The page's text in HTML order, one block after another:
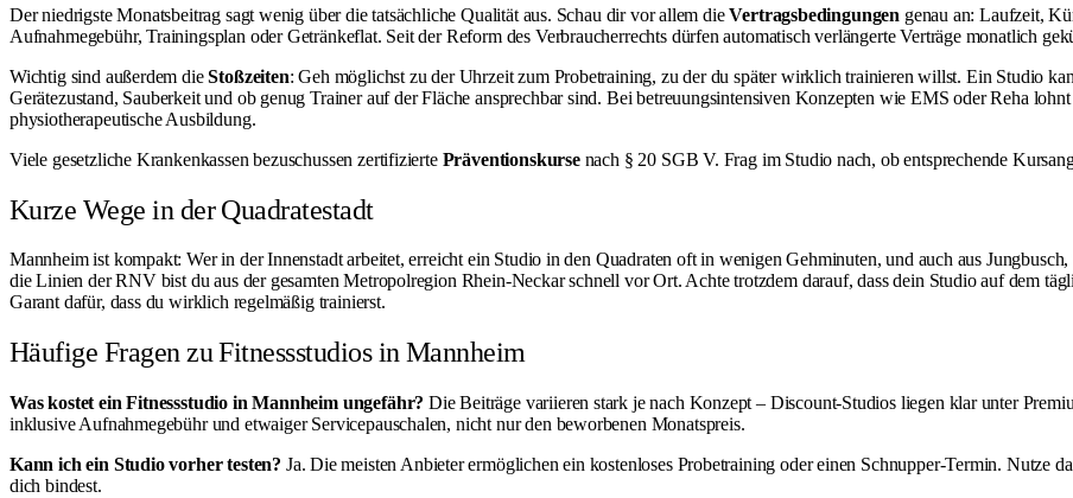
Der niedrigste Monatsbeitrag sagt wenig über die tatsächliche Qualität aus. Schau dir vor allem dieVertragsbedingungen genau an: Laufzeit,
Aufnahmegebühr, Trainingsplan oder Getränkeflat. Seit der Reform des Verbraucherrechts dürfen automatisch verlängerte Verträge monatlich
Wichtig sind außerdem dieStoßzeiten: Geh möglichst zu der Uhrzeit zum Probetraining, zu der du später wirklich trainieren willst. Ein Studio
Gerätezustand, Sauberkeit und ob genug Trainer auf der Fläche ansprechbar sind. Bei betreuungsintensiven Konzepten wie EMS oder Reha
physiotherapeutische Ausbildung.
Viele gesetzliche Krankenkassen bezuschussen zertifizierte Präventionskursenach § 20 SGB V. Frag im Studio nach, ob entsprechende
Kurze Wege in der Quadratestadt
Mannheim ist kompakt: Wer in der Innenstadt arbeitet, erreicht ein Studio in den Quadraten oft in wenigen Gehminuten, und auch aus
die Linien der RNV bist du aus der gesamten Metropolregion Rhein-Neckar schnell vor Ort. Achte trotzdem darauf, dass dein Studio auf dem
Garant dafür, dass du wirklich regelmäßig trainierst.
Häufige Fragen zu Fitnessstudios in Mannheim
Was kostet ein Fitnessstudio in Mannheim ungefähr? Die Beiträge variieren stark je nach Konzept – Discount-Studios liegen klar unter
inklusive Aufnahmegebühr und etwaiger Servicepauschalen, nicht nur den beworbenen Monatspreis.
Kann ich ein Studio vorher testen? Ja. Die meisten Anbieter ermöglichen ein kostenloses Probetraining oder einen Schnupper-Termin. Nutze
dich bindest.